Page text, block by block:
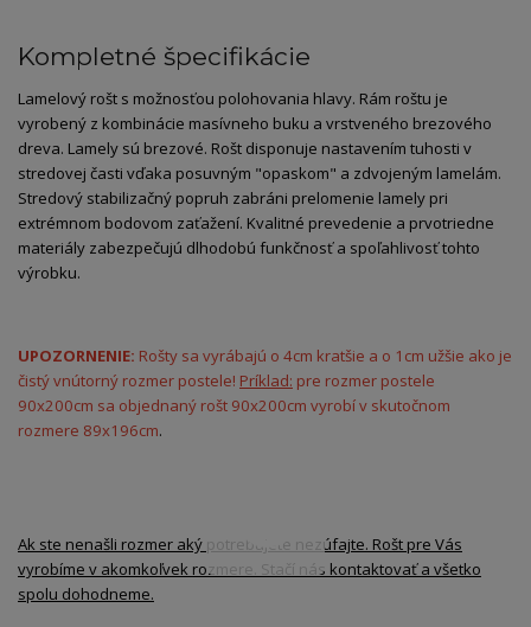
Kompletné špecifikácie
Lamelový rošt s možnosťou polohovania hlavy. Rám roštu je
vyrobený z kombinácie masívneho buku a vrstveného brezového
dreva. Lamely sú brezové. Rošt disponuje nastavením tuhosti v
stredovej časti vďaka posuvným "opaskom" a zdvojeným lamelám.
Stredový stabilizačný popruh zabráni prelomenie lamely pri
extrémnom bodovom zaťažení. Kvalitné prevedenie a prvotriedne
materiály zabezpečujú dlhodobú funkčnosť a spoľahlivosť tohto
výrobku.
UPOZORNENIE: Rošty sa vyrábajú o 4cm kratšie a o 1cm užšie ako je
čistý vnútorný rozmer postele! Príklad: pre rozmer postele
90x200cm sa objednaný rošt 90x200cm vyrobí v skutočnom
rozmere 89x196cm.
Ak ste nenašli rozmer aký potrebujete nezúfajte. Rošt pre Vás
vyrobíme v akomkoľvek rozmere. Stačí nás kontaktovať a všetko
spolu dohodneme.